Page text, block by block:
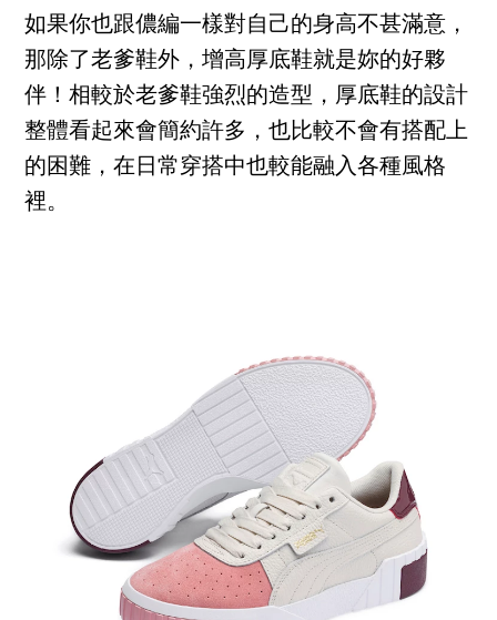
如果你也跟儂編一樣對自己的身高不甚滿意，
那除了老爹鞋外，增高厚底鞋就是妳的好夥
伴！相較於老爹鞋強烈的造型，厚底鞋的設計
整體看起來會簡約許多，也比較不會有搭配上
的困難，在日常穿搭中也較能融入各種風格
裡。